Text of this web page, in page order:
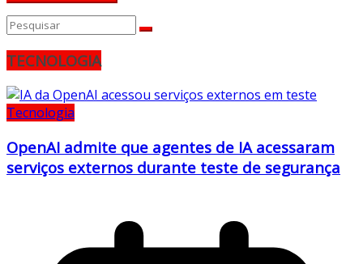
TECNOLOGIA
Tecnologia
OpenAI admite que agentes de IA acessaram
serviços externos durante teste de segurança